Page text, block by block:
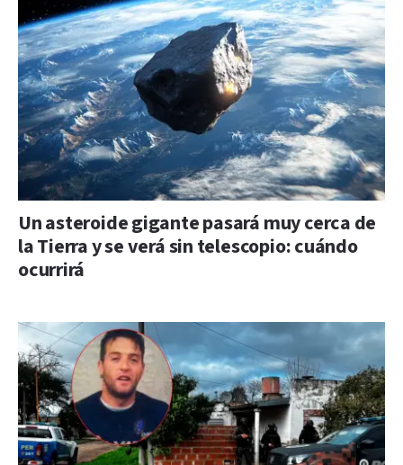
Un asteroide gigante pasará muy cerca de
la Tierra y se verá sin telescopio: cuándo
ocurrirá